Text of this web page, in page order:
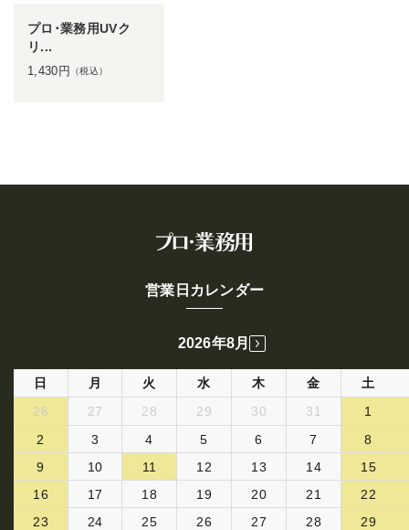
プロ･業務用UVク
リ...
1,430 円 （税込）
営業日カレンダー
2026年8月
日 月 火 水 木 金
土
26
27 28 29 30 31
1
2
3 4 5 6 7
8
9
10 11 12 13 14
15
16
17 18 19 20 21
22
23
24 25 26 27 28
29